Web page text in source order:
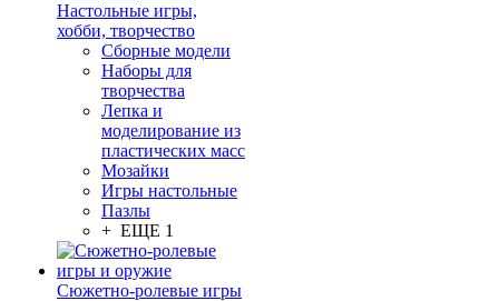
Настольные игры,
хобби, творчество
Сборные модели
Наборы для
творчества
Лепка и
моделирование из
пластических масс
Мозайки
Игры настольные
Пазлы
+ ЕЩЕ 1
Сюжетно-ролевые игры